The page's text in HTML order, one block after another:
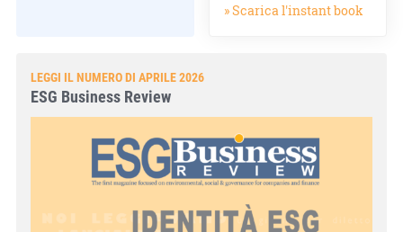
» Scarica l'instant book
LEGGI IL NUMERO DI APRILE 2026
ESG Business Review